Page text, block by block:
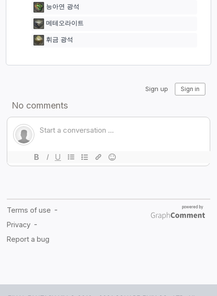
능아연 광석
메테오라이트
휘금 광석